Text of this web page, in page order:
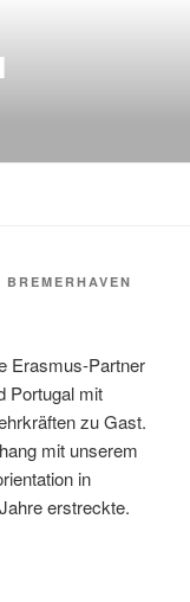
Erasmus-Partner
Portugal mit
zu Gast.
mit unserem
in
erstreckte.